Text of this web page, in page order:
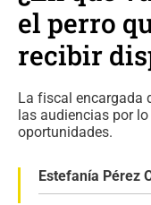
el perro
recibir
La fiscal encargada
las audiencias por
oportunidades.
Estefanía Pérez